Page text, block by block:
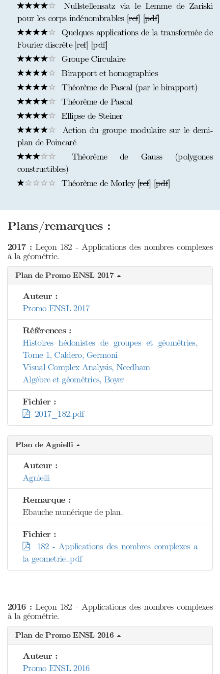
Nullstellensatz via le Lemme de Zariski
pour les corps indénombrables [ref] [pdf]
Quelques applications de la transformée de
Fourier discrète [ref] [pdf]
Groupe Circulaire
Birapport et homographies
Théorème de Pascal (par le birapport)
Théorème de Pascal
Ellipse de Steiner
Action du groupe modulaire sur le demi-
plan de Poincaré
Théorème de Gauss (polygones
constructibles)
Théorème de Morley [ref] [pdf]
Plans/remarques :
2017 : Leçon 182 - Applications des nombres complexes
à la géométrie.
Plan de Promo ENSL 2017
Auteur :
Promo ENSL 2017
Références :
Histoires hédonistes de groupes et géométries,
Tome 1, Caldero, Germoni
Visual Complex Analysis, Needham
Algèbre et géométries, Boyer
Fichier :
2017_182.pdf
Plan de Agnielli
Auteur :
Agnielli
Remarque :
Ebauche numérique de plan.
Fichier :
182 - Applications des nombres complexes a
la geometrie..pdf
2016 : Leçon 182 - Applications des nombres complexes
à la géométrie.
Plan de Promo ENSL 2016
Auteur :
Promo ENSL 2016